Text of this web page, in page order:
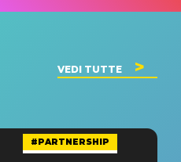
VEDI TUTTE
#PARTNERSHIP